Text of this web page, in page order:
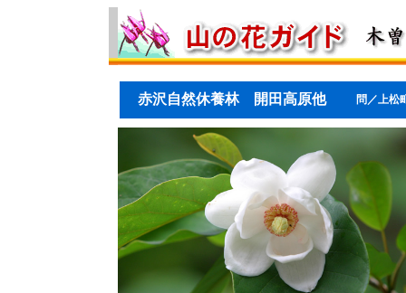
赤沢自然休養林 開田高原他 問／上松